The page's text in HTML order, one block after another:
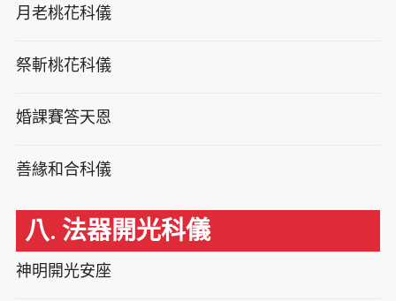
月老桃花科儀
祭斬桃花科儀
婚課賽答天恩
善緣和合科儀
八. 法器開光科儀
神明開光安座